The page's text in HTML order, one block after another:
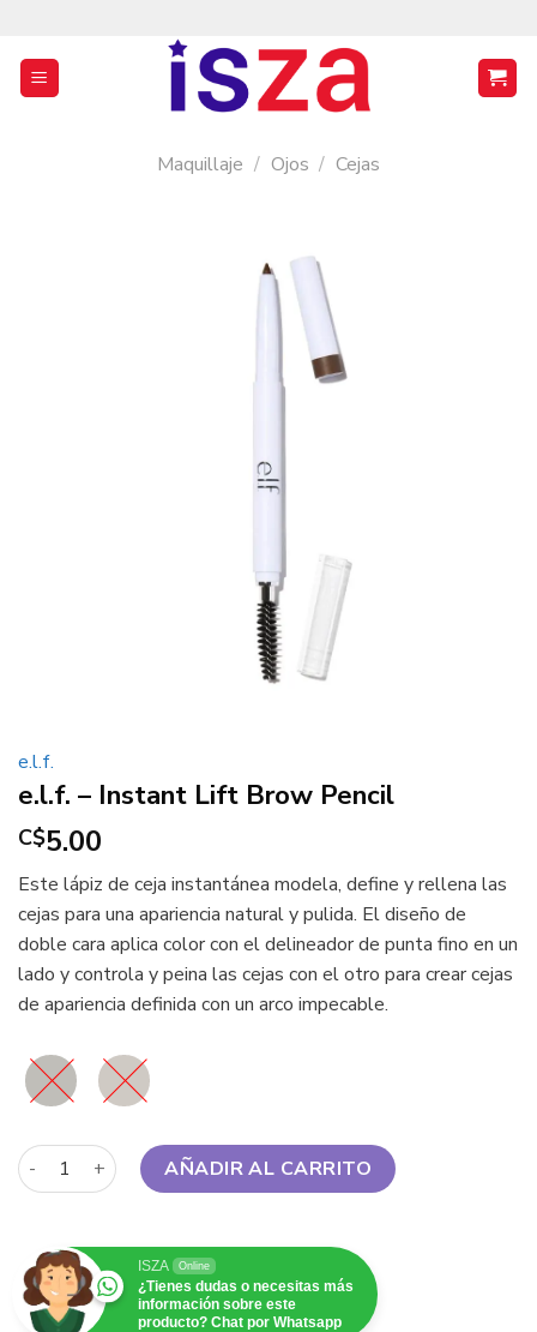
contenido
Maquillaje / Ojos / Cejas
e.l.f.
e.l.f. – Instant Lift Brow Pencil
C$5.00
Este lápiz de ceja instantánea modela, define y rellena las
cejas para una apariencia natural y pulida. El diseño de
doble cara aplica color con el delineador de punta fino en un
lado y controla y peina las cejas con el otro para crear cejas
de apariencia definida con un arco impecable.
e.l.f. - Instant Lift Brow Pencil cantidad
AÑADIR AL CARRITO
ISZA Online
¿Tienes dudas o necesitas más
información sobre este
producto? Chat por Whatsapp